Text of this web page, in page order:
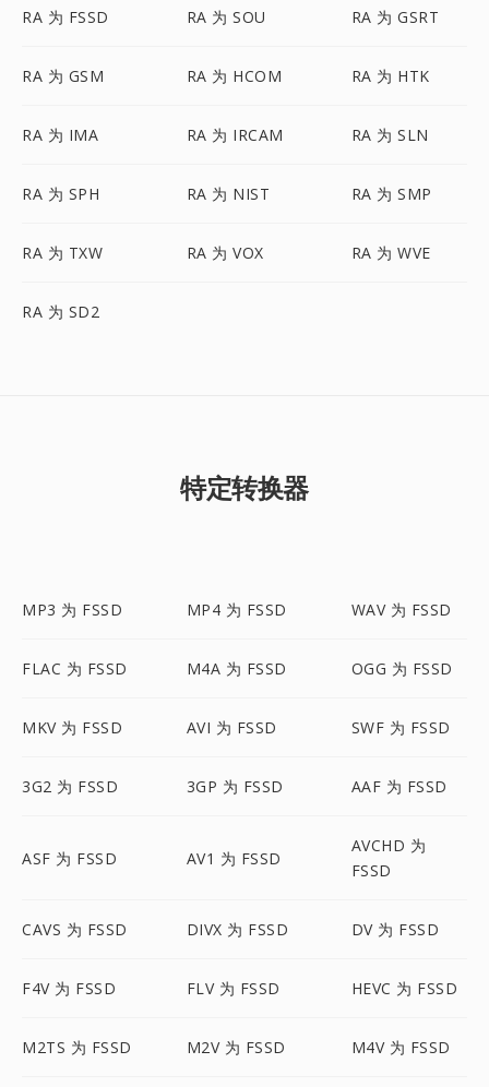
RA 为 FSSD RA 为 SOU RA 为 GSRT
RA 为 GSM RA 为 HCOM RA 为 HTK
RA 为 IMA RA 为 IRCAM RA 为 SLN
RA 为 SPH RA 为 NIST RA 为 SMP
RA 为 TXW RA 为 VOX RA 为 WVE
RA 为 SD2
特定转换器
MP3 为 FSSD MP4 为 FSSD WAV 为 FSSD
FLAC 为 FSSD M4A 为 FSSD OGG 为 FSSD
MKV 为 FSSD AVI 为 FSSD SWF 为 FSSD
3G2 为 FSSD 3GP 为 FSSD AAF 为 FSSD
ASF 为 FSSD AV1 为 FSSD
AVCHD 为
FSSD
CAVS 为 FSSD DIVX 为 FSSD DV 为 FSSD
F4V 为 FSSD FLV 为 FSSD HEVC 为 FSSD
M2TS 为 FSSD M2V 为 FSSD M4V 为 FSSD